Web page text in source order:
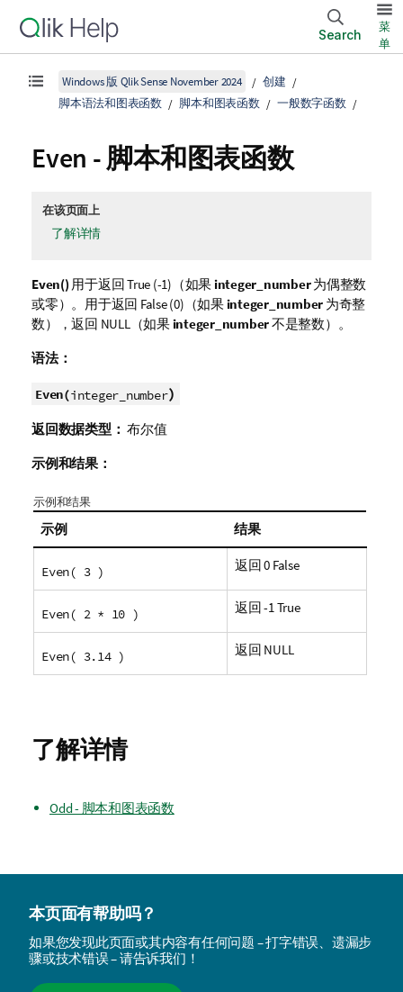
Search
菜
单
Windows 版 Qlik Sense November 2024
创建
脚本语法和图表函数
脚本和图表函数 一般数字函数
Even - 脚本和图表函数
在该页面上
了解详情
Even() 用于返回True (-1)（如果integer_number为偶整数
或零）。用于返回 False(0)（如果integer_number 为奇整
数），返回 NULL（如果integer_number不是整数）。
语法：
Even(integer_number)
返回数据类型： 布尔值
示例和结果：
示例和结果
示例 结果
Even( 3 ) 返回 0 False
Even( 2 * 10 ) 返回 -1 True
Even( 3.14 ) 返回 NULL
了解详情
Odd - 脚本和图表函数
本页面有帮助吗？
如果您发现此页面或其内容有任何问题 – 打字错误、遗漏步
骤或技术错误 – 请告诉我们！